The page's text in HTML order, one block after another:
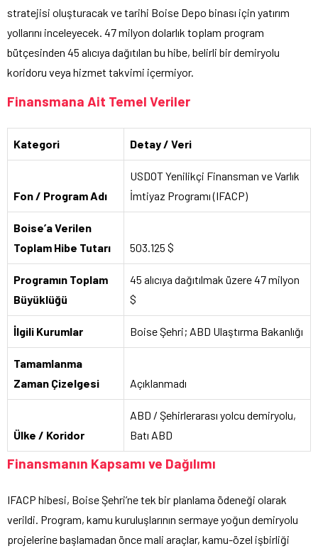
stratejisi oluşturacak ve tarihi Boise Depo binası için yatırım
yollarını inceleyecek. 47 milyon dolarlık toplam program
bütçesinden 45 alıcıya dağıtılan bu hibe, belirli bir demiryolu
koridoru veya hizmet takvimi içermiyor.
Finansmana Ait Temel Veriler
Kategori Detay / Veri
Fon / Program Adı
USDOT Yenilikçi Finansman ve Varlık
İmtiyaz Programı (IFACP)
Boise’a Verilen
Toplam Hibe Tutarı
503.125 $
Programın Toplam
Büyüklüğü
45 alıcıya dağıtılmak üzere 47 milyon
$
İlgili Kurumlar Boise Şehri; ABD Ulaştırma Bakanlığı
Tamamlanma
Zaman Çizelgesi
Açıklanmadı
Ülke / Koridor
ABD / Şehirlerarası yolcu demiryolu,
Batı ABD
Finansmanın Kapsamı ve Dağılımı
IFACP hibesi, Boise Şehri’ne tek bir planlama ödeneği olarak
verildi. Program, kamu kuruluşlarının sermaye yoğun demiryolu
projelerine başlamadan önce mali araçlar, kamu-özel işbirliği